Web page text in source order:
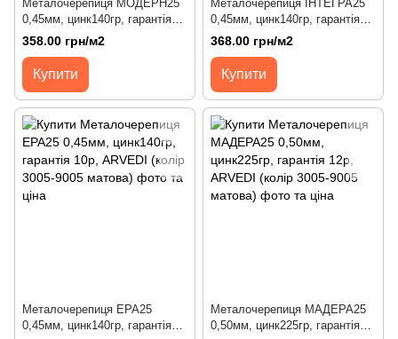
Металочерепиця МОДЕРН25
0,45мм, цинк140гр, гарантія
10р, ARVEDI (колір 3005-9005
358.00 грн/м2
Купити
Металочерепиця ІНТЕГРА25
0,45мм, цинк140гр, гарантія
10р, ARVEDI (колір 3005-9005
368.00 грн/м2
Купити
Металочерепиця ЕРА25
0,45мм, цинк140гр, гарантія
Металочерепиця МАДЕРА25
0,50мм, цинк225гр, гарантія